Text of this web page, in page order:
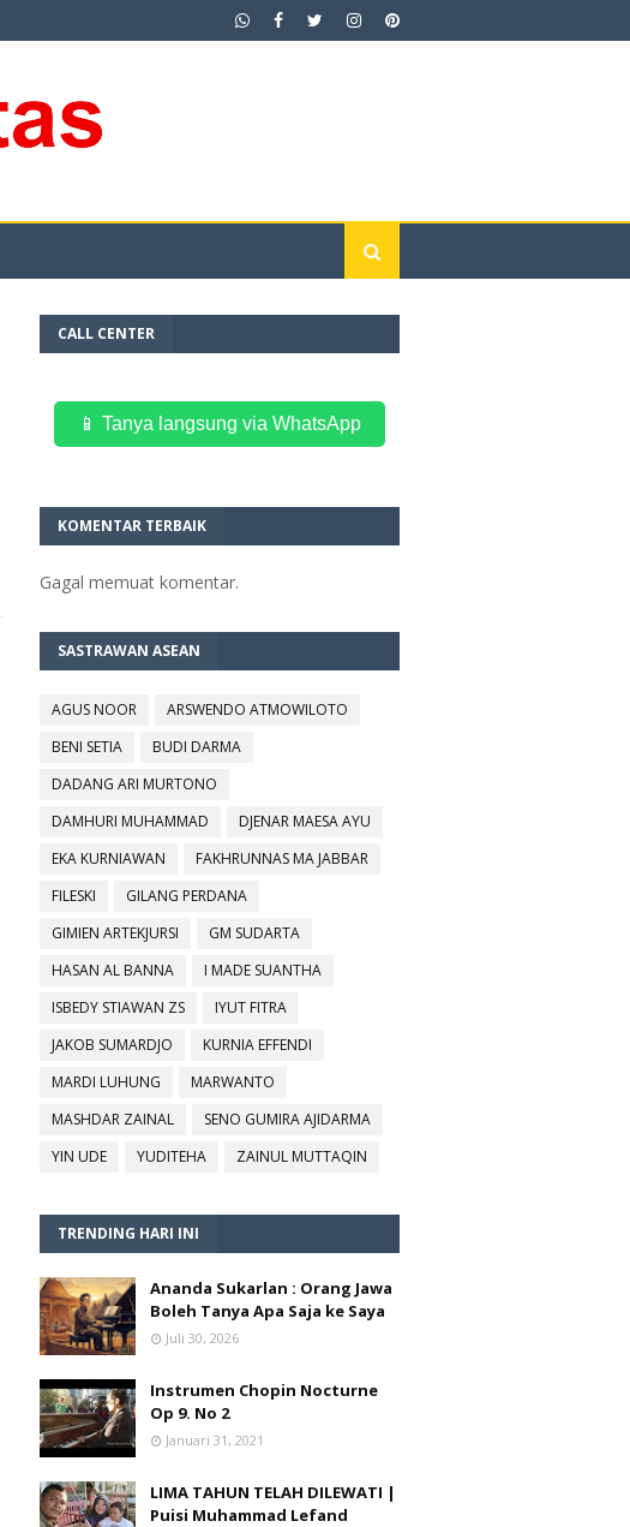
CALL CENTER
📱 Tanya langsung via WhatsApp
KOMENTAR TERBAIK
Gagal memuat komentar.
SASTRAWAN ASEAN
AGUS NOOR
ARSWENDO ATMOWILOTO
BENI SETIA
BUDI DARMA
DADANG ARI MURTONO
DAMHURI MUHAMMAD
DJENAR MAESA AYU
EKA KURNIAWAN
FAKHRUNNAS MA JABBAR
FILESKI
GILANG PERDANA
GIMIEN ARTEKJURSI
GM SUDARTA
HASAN AL BANNA
I MADE SUANTHA
ISBEDY STIAWAN ZS
IYUT FITRA
JAKOB SUMARDJO
KURNIA EFFENDI
MARDI LUHUNG
MARWANTO
MASHDAR ZAINAL
SENO GUMIRA AJIDARMA
YIN UDE
YUDITEHA ZAINUL MUTTAQIN
TRENDING HARI INI
Ananda Sukarlan : Orang Jawa
Boleh Tanya Apa Saja ke Saya
Juli 30, 2026
Instrumen Chopin Nocturne
Op 9. No 2
Januari 31, 2021
LIMA TAHUN TELAH DILEWATI |
Puisi Muhammad Lefand